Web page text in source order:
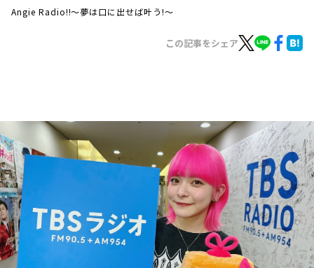
今日の番組表
YouTube
会社情報
Angie Radio!!～夢は口に出せば叶う!～
この記事をシェア